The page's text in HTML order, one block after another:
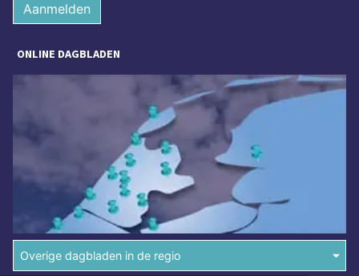
Aanmelden
ONLINE DAGBLADEN
Overige dagbladen in de regio